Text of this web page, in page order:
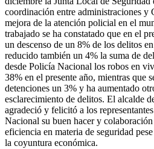
coordinación entre administraciones y
mejora de la atención policial en el
trabajado se ha constatado que en el
un descenso de un 8% de los delitos
reducido también un 4% la suma de
desde Policía Nacional los robos en
38% en el presente año, mientras que
detenciones un 3% y ha aumentado
esclarecimiento de delitos. El alcalde
agradeció y felicitó a los
Nacional su buen hacer y
eficiencia en materia de seguridad
la coyuntura económica.